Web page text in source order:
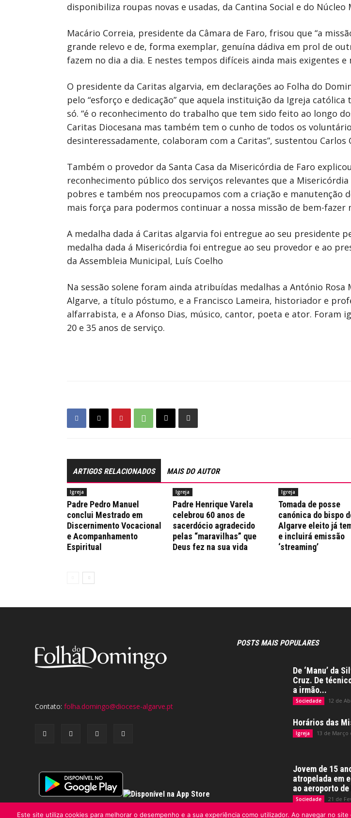
disponibiliza roupas novas e usadas, da Cantina Social e do Núcleo
Macário Correia, presidente da Câmara de Faro, frisou que “a
grande relevo e de, forma exemplar, genuína dádiva em prol de
fazem no dia a dia. E nestes tempos difíceis ainda mais exigentes
O presidente da Caritas algarvia, em declarações ao Folha do
pelo “esforço e dedicação” que aquela instituição da Igreja
só. “é o reconhecimento do trabalho que tem sido feito ao longo
Caritas Diocesana mas também tem o cunho de todos os
desinteressadamente, colaboram com a Caritas”, sustentou Carlos
Também o provedor da Santa Casa da Misericórdia de Faro
reconhecimento público dos serviços relevantes que a
pobres e também nos preocupamos com a criação e manutenção
mais força para podermos continuar a nossa missão de bem-fazer
A medalha dada á Caritas algarvia foi entregue ao seu presidente
medalha dada á Misericórdia foi entregue ao seu provedor e ao
da Assembleia Municipal, Luís Coelho
Na sessão solene foram ainda atribuídas medalhas a António
Algarve, a título póstumo, e a Francisco Lameira, historiador e
alfarrabista, e a Afonso Dias, músico, cantor, poeta e ator. Foram
20 e 35 anos de serviço.
ARTIGOS RELACIONADOS MAIS DO AUTOR
Igreja
Padre Pedro Manuel
conclui Mestrado em
Discernimento Vocacional
e Acompanhamento
Espiritual
Igreja
Padre Henrique Varela
celebrou 60 anos de
sacerdócio agradecido
pelas “maravilhas” que
Deus fez na sua vida
Igreja
Tomada de posse
canónica do bispo
Algarve eleito já
e incluirá emissão
‘streaming’
Contato: folha.domingo@diocese-algarve.pt
POSTS MAIS POPULARES
De ‘Manu’ da
Cruz. De
a irmão...
Sociedade 12 de
Horários das
Igreja 13 de Março
Jovem de 15
atropelada em
ao aeroporto de
Sociedade 21 de
Este site utiliza cookies para melhorar o desempenho e a sua experiência como utilizador. Ao navegar no